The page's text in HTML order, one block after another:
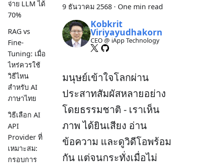
จ่าย LLM ได้
70%
RAG vs
Fine-
Tuning: เมื่อ
ไหร่ควรใช้
วิธีไหน
สำหรับ AI
ภาษาไทย
วิธีเลือก AI
API
Provider ที่
เหมาะสม:
กรอบการ
9 ธันวาคม 2568 · One min read
Kobkrit
Viriyayudhakorn
CEO @ iApp Technology
มนุษย์เข้าใจโลกผ่าน
ประสาทสัมผัสหลายอย่าง
โดยธรรมชาติ - เราเห็น
ภาพ ได้ยินเสียง อ่าน
ข้อความ และดูวิดีโอพร้อม
กัน แต่จนกระทั่งเมื่อไม่